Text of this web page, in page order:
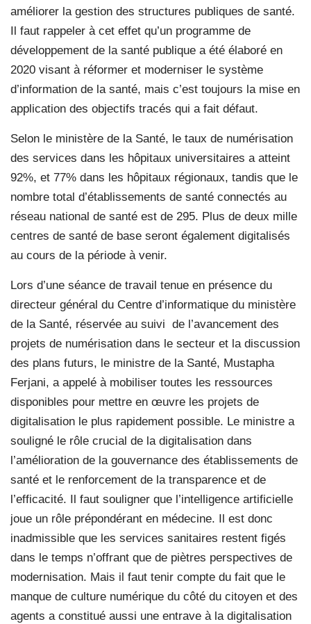
améliorer la gestion des structures publiques de santé.
Il faut rappeler à cet effet qu’un programme de
développement de la santé publique a été élaboré en
2020 visant à réformer et moderniser le système
d’information de la santé, mais c’est toujours la mise en
application des objectifs tracés qui a fait défaut.
Selon le ministère de la Santé, le taux de numérisation
des services dans les hôpitaux universitaires a atteint
92%, et 77% dans les hôpitaux régionaux, tandis que le
nombre total d’établissements de santé connectés au
réseau national de santé est de 295. Plus de deux mille
centres de santé de base seront également digitalisés
au cours de la période à venir.
Lors d’une séance de travail tenue en présence du
directeur général du Centre d’informatique du ministère
de la Santé, réservée au suivi de l’avancement des
projets de numérisation dans le secteur et la discussion
des plans futurs, le ministre de la Santé, Mustapha
Ferjani, a appelé à mobiliser toutes les ressources
disponibles pour mettre en œuvre les projets de
digitalisation le plus rapidement possible. Le ministre a
souligné le rôle crucial de la digitalisation dans
l’amélioration de la gouvernance des établissements de
santé et le renforcement de la transparence et de
l’efficacité. Il faut souligner que l’intelligence artificielle
joue un rôle prépondérant en médecine. Il est donc
inadmissible que les services sanitaires restent figés
dans le temps n’offrant que de piètres perspectives de
modernisation. Mais il faut tenir compte du fait que le
manque de culture numérique du côté du citoyen et des
agents a constitué aussi une entrave à la digitalisation